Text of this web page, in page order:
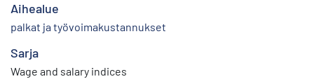
Aihealue
palkat ja työvoimakustannukset
Sarja
Wage and salary indices